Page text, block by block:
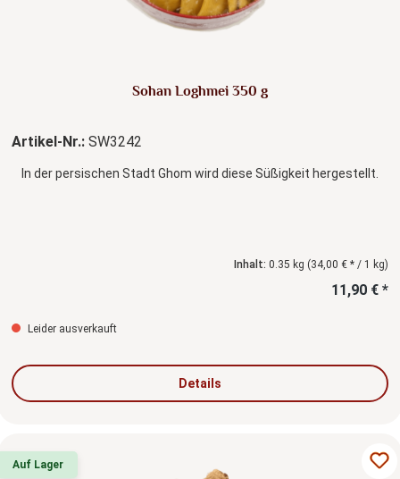
Sohan Loghmei 350 g
Artikel-Nr.: SW3242
In der persischen Stadt Ghom wird diese Süßigkeit hergestellt.
Inhalt: 0.35 kg (34,00 € * / 1 kg)
11,90 € *
Leider ausverkauft
Details
Auf Lager